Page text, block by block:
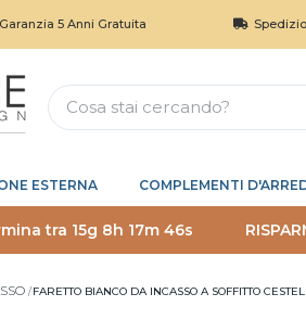
5 Anni Gratuita Spedizione
ESTERNA COMPLEMENTI
tra 15g 8h 17m 46s
FARETTO BIANCO DA INCASSO A SOFFITTO